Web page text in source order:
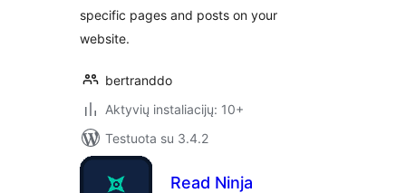
specific pages and posts on your
website.
bertranddo
Aktyvių instaliacijų: 10+
Testuota su 3.4.2
Read Ninja